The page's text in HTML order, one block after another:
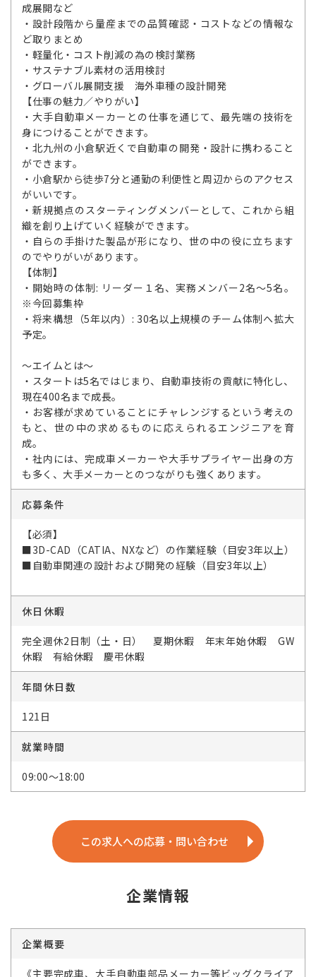
成展開など
・設計段階から量産までの品質確認・コストなどの情報な
ど取りまとめ
・軽量化・コスト削減の為の検討業務
・サステナブル素材の活用検討
・グローバル展開支援 海外車種の設計開発
【仕事の魅力／やりがい】
・大手自動車メーカーとの仕事を通じて、最先端の技術を
身につけることができます。
・北九州の小倉駅近くで自動車の開発・設計に携わること
ができます。
・小倉駅から徒歩7分と通勤の利便性と周辺からのアクセス
がいいです。
・新規拠点のスターティングメンバーとして、これから組
織を創り上げていく経験ができます。
・自らの手掛けた製品が形になり、世の中の役に立ちます
のでやりがいがあります。
【体制】
・開始時の体制: リーダー１名、実務メンバー2名～5名。
※今回募集枠
・将来構想（5年以内）: 30名以上規模のチーム体制へ拡大
予定。
～エイムとは～
・スタートは5名ではじまり、自動車技術の貢献に特化し、
現在400名まで成長。
・お客様が求めていることにチャレンジするという考えの
もと、世の中の求めるものに応えられるエンジニアを育
成。
・社内には、完成車メーカーや大手サプライヤー出身の方
も多く、大手メーカーとのつながりも強くあります。
応募条件
【必須】
■3D-CAD（CATIA、NXなど）の作業経験（目安3年以上）
■自動車関連の設計および開発の経験（目安3年以上）
休日休暇
完全週休2日制（土・日） 夏期休暇 年末年始休暇 GW
休暇 有給休暇 慶弔休暇
年間休日数
121日
就業時間
09:00～18:00
この求人への応募・問い合わせ
企業情報
企業概要
《主要完成車、大手自動車部品メーカー等ビッグクライア